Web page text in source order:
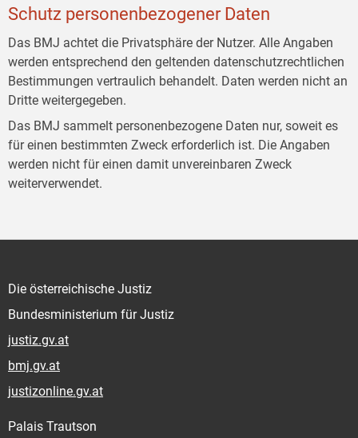
Schutz personenbezogener Daten
Das BMJ achtet die Privatsphäre der Nutzer. Alle Angaben
werden entsprechend den geltenden datenschutzrechtlichen
Bestimmungen vertraulich behandelt. Daten werden nicht an
Dritte weitergegeben.
Das BMJ sammelt personenbezogene Daten nur, soweit es
für einen bestimmten Zweck erforderlich ist. Die Angaben
werden nicht für einen damit unvereinbaren Zweck
weiterverwendet.
Die österreichische Justiz
Bundesministerium für Justiz
justiz.gv.at
bmj.gv.at
justizonline.gv.at
Palais Trautson